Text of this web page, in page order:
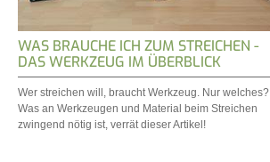
WAS BRAUCHE ICH ZUM STREICHEN -
DAS WERKZEUG IM ÜBERBLICK
Wer streichen will, braucht Werkzeug. Nur welches?
Was an Werkzeugen und Material beim Streichen
zwingend nötig ist, verrät dieser Artikel!